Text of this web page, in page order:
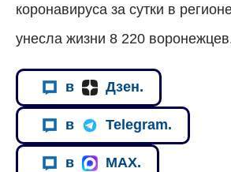
коронавируса за сутки в
унесла жизни 8 220
в Дзен.
в Telegram.
в MAX.